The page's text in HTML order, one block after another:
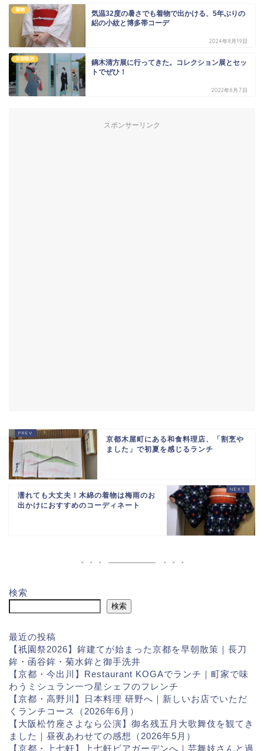
着物
気温32度の暑さでも着物で出かける、5年ぶりの
絽の小紋と博多帯コーデ
2024年8月19日
京都観光
鏑木清方展に行ってきた。コレクション展とセッ
トでぜひ！
2022年6月7日
スポンサーリンク
京都木屋町にある和食料理店、「割烹や
ました」で初夏を感じるランチ
濡れても大丈夫！木綿の着物は梅雨のお
出かけにおすすめのコーディネート
検索
検索
最近の投稿
【祇園祭2026】鉾建てが始まった京都を早朝散策｜長刀
鉾・函谷鉾・菊水鉾と御手洗井
【京都・今出川】Restaurant KOGAでランチ｜町家で味
わうミシュラン一つ星シェフのフレンチ
【京都・高野川】日本料理 研野へ｜新しいお店でいただ
くランチコース（2026年6月）
【大阪松竹座さよなら公演】御名残五月大歌舞伎を観てき
ました｜昼夜あわせての感想（2026年5月）
【京都・上七軒】上七軒ビアガーデンへ｜芸舞妓さんと過